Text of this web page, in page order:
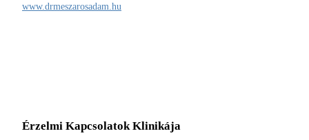
www.drmeszarosadam.hu
Érzelmi Kapcsolatok Klinikája